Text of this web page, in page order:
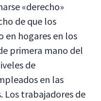
«derecho»
de que los
en hogares en los
primera mano del
de
en las
Los trabajadores de